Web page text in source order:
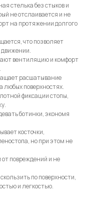
на обработку своих
ФЗ.Подробнее
стелька без стыков и
не отслаивается и не
на протяжении долгого
что позволяет
движении.
вентиляцию и комфорт
расшатывание
любых поверхностях.
фиксации стопы,
ботинки, экономя
косточки,
но при этом не
повреждений и не
по поверхности,
и легкостью.